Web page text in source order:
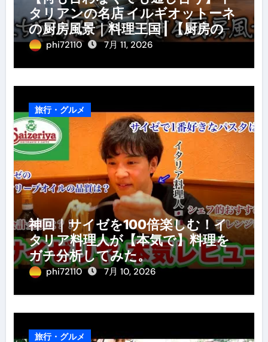
タリアンの名店 イルギオットーネ
の厨房風景｜料理王国 | 【厨房の世
界】【イタリアン】【営業風景】
phi72110 7月 11, 2026
旅行・グルメ
神回｜サイゼを100倍楽しむ！イ
タリア料理人が【本気で】料理を
ガチ分析してみた。
phi72110 7月 10, 2026
旅行・グルメ